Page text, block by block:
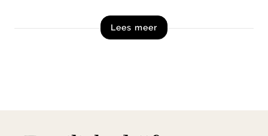
gewoon wilt ontspannen, deze lamp zorgt voor de
Lees meer